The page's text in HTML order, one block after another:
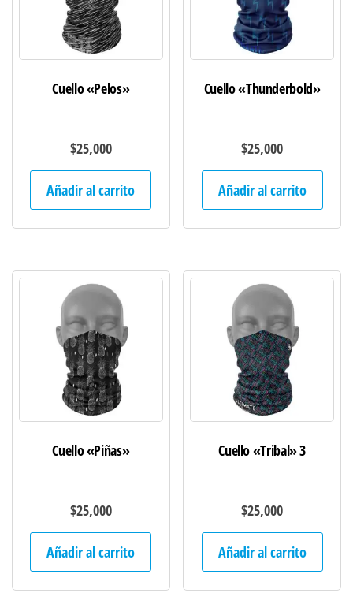
Cuello «Pelos»
$25,000
Añadir al carrito
Cuello «Thunderbold»
$25,000
Añadir al carrito
Cuello «Piñas»
$25,000
Añadir al carrito
Cuello «Tribal» 3
$25,000
Añadir al carrito